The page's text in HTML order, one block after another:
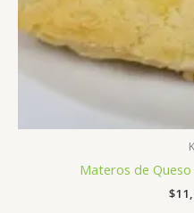
Materos de
$